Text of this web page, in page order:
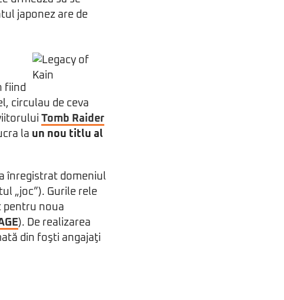
japonez are de
fiind
circulau de ceva
Tomb Raider
la un nou titlu al
înregistrat domeniul
„joc”). Gurile rele
pentru noua
). De realizarea
din foşti angajaţi